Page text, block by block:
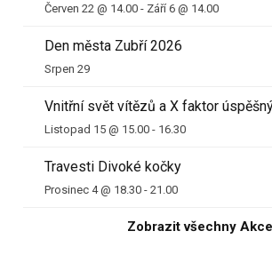
Červen 22 @ 14.00 - Září 6 @ 14.00
Den města Zubří 2026
Srpen 29
Vnitřní svět vítězů a X faktor
Listopad 15 @ 15.00 - 16.30
Travesti Divoké kočky
Prosinec 4 @ 18.30 - 21.00
Zobrazit všechny Akce